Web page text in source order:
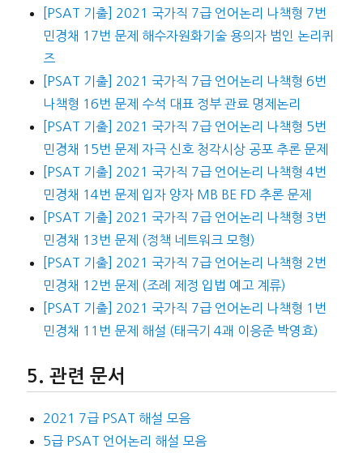
[PSAT 기출] 2021 국가직 7급 언어논리 나책형 7번
민경채 17번 문제 해수자원화기술 용의자 범인 논리퀴
즈
[PSAT 기출] 2021 국가직 7급 언어논리 나책형 6번
나책형 16번 문제 수석 대표 정부 관료 명제논리
[PSAT 기출] 2021 국가직 7급 언어논리 나책형 5번
민경채 15번 문제 자극 신호 청각시상 공포 추론 문제
[PSAT 기출] 2021 국가직 7급 언어논리 나책형 4번
민경채 14번 문제 입자 양자 MB BE FD 추론 문제
[PSAT 기출] 2021 국가직 7급 언어논리 나책형 3번
민경채 13번 문제 (정책 네트워크 모형)
[PSAT 기출] 2021 국가직 7급 언어논리 나책형 2번
민경채 12번 문제 (조례 제정 입법 예고 계류)
[PSAT 기출] 2021 국가직 7급 언어논리 나책형 1번
민경채 11번 문제 해설 (태극기 4괘 이응준 박영효)
관련 문서
2021 7급 PSAT 해설 모음
5급 PSAT 언어논리 해설 모음